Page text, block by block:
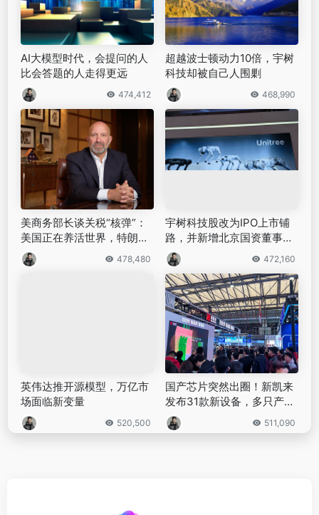
AI大模型时代，会提问的人
比会答题的人走得更远
474,412
超越波士顿动力10倍，宇树
科技却被自己人围剿
468,990
美商务部长谈关税“核弹”：
美国正在养活世界，特朗普
将为子孙保护美国｜硅基世
界
478,480
宇树科技股改为IPO上市铺
路，并新增北京国资董事｜
独家
472,160
英伟达推开源模型，万亿市
场面临新变量
520,500
国产芯片突然出圈！新凯来
发布31款新设备，多只产业
链个股涨超10%｜硅基世界
511,090